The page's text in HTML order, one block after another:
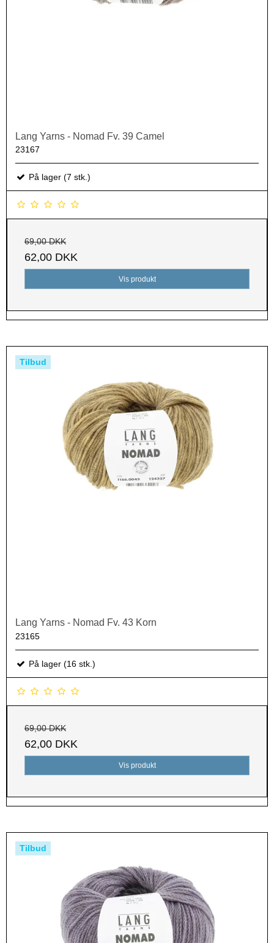
Lang Yarns - Nomad Fv. 39 Camel
23167
På lager (7 stk.)
69,00 DKK
62,00 DKK
Vis produkt
Tilbud
Lang Yarns - Nomad Fv. 43 Korn
23165
På lager (16 stk.)
69,00 DKK
62,00 DKK
Vis produkt
Tilbud